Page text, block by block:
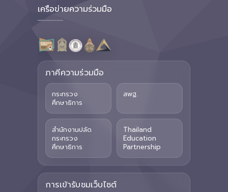
เครือข่ายความร่วมมือ
ภาคีความร่วมมือ
กระทรวง
ศึกษาธิการ
สพฐ.
สำนักงานปลัด
กระทรวง
ศึกษาธิการ
Thailand
Education
Partnership
การเข้ารับชมเว็บไซต์